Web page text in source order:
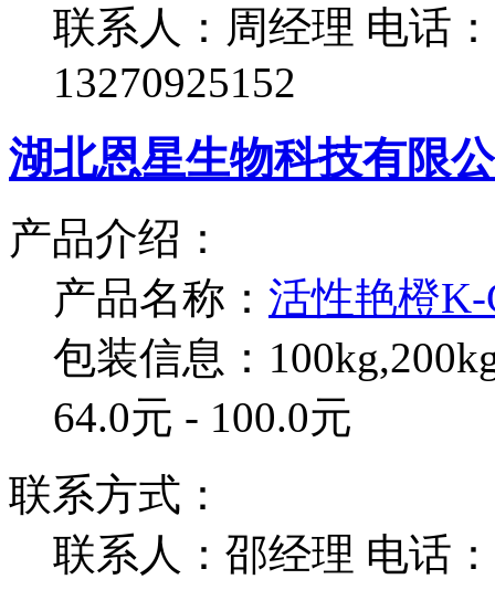
联系人：周经理 电话
13270925152
湖北恩星生物科技有限
产品介绍：
产品名称： 活性艳橙K-
包装信息：
64.0元 - 100.0元
联系方式：
联系人：邵经理 电话